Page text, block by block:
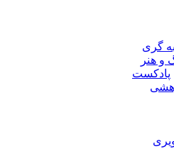
گری
و هنر
پادکست